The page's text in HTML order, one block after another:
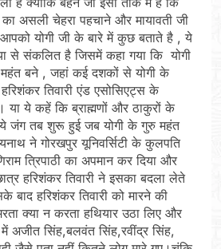
का असली चेहरा पहचाने और मायावती जी
योगी जी के बारे में कुछ बताते है , ये
से संकलित है जिसमें कहा गया कि योगी
महंत बने , जहां कई दशकों से योगी के
हरिशंकर तिवारी एंड एसोसिएट्स के
ये कहें कि ब्राह्मणों और ठाकुरों के
जंग तब शुरू हुई जब योगी के गुरु महंत
ने गोरखपुर यूनिवर्सिटी के कुलपति
त्रिपाठी का अपमान कर दिया और
हरिशंकर तिवारी ने इसका बदला लेते
बाद हरिशंकर तिवारी को मारने की
क्या न करता हथियार उठा लिए और
सिंह,बलवंत सिंह,रवींद्र सिंह,